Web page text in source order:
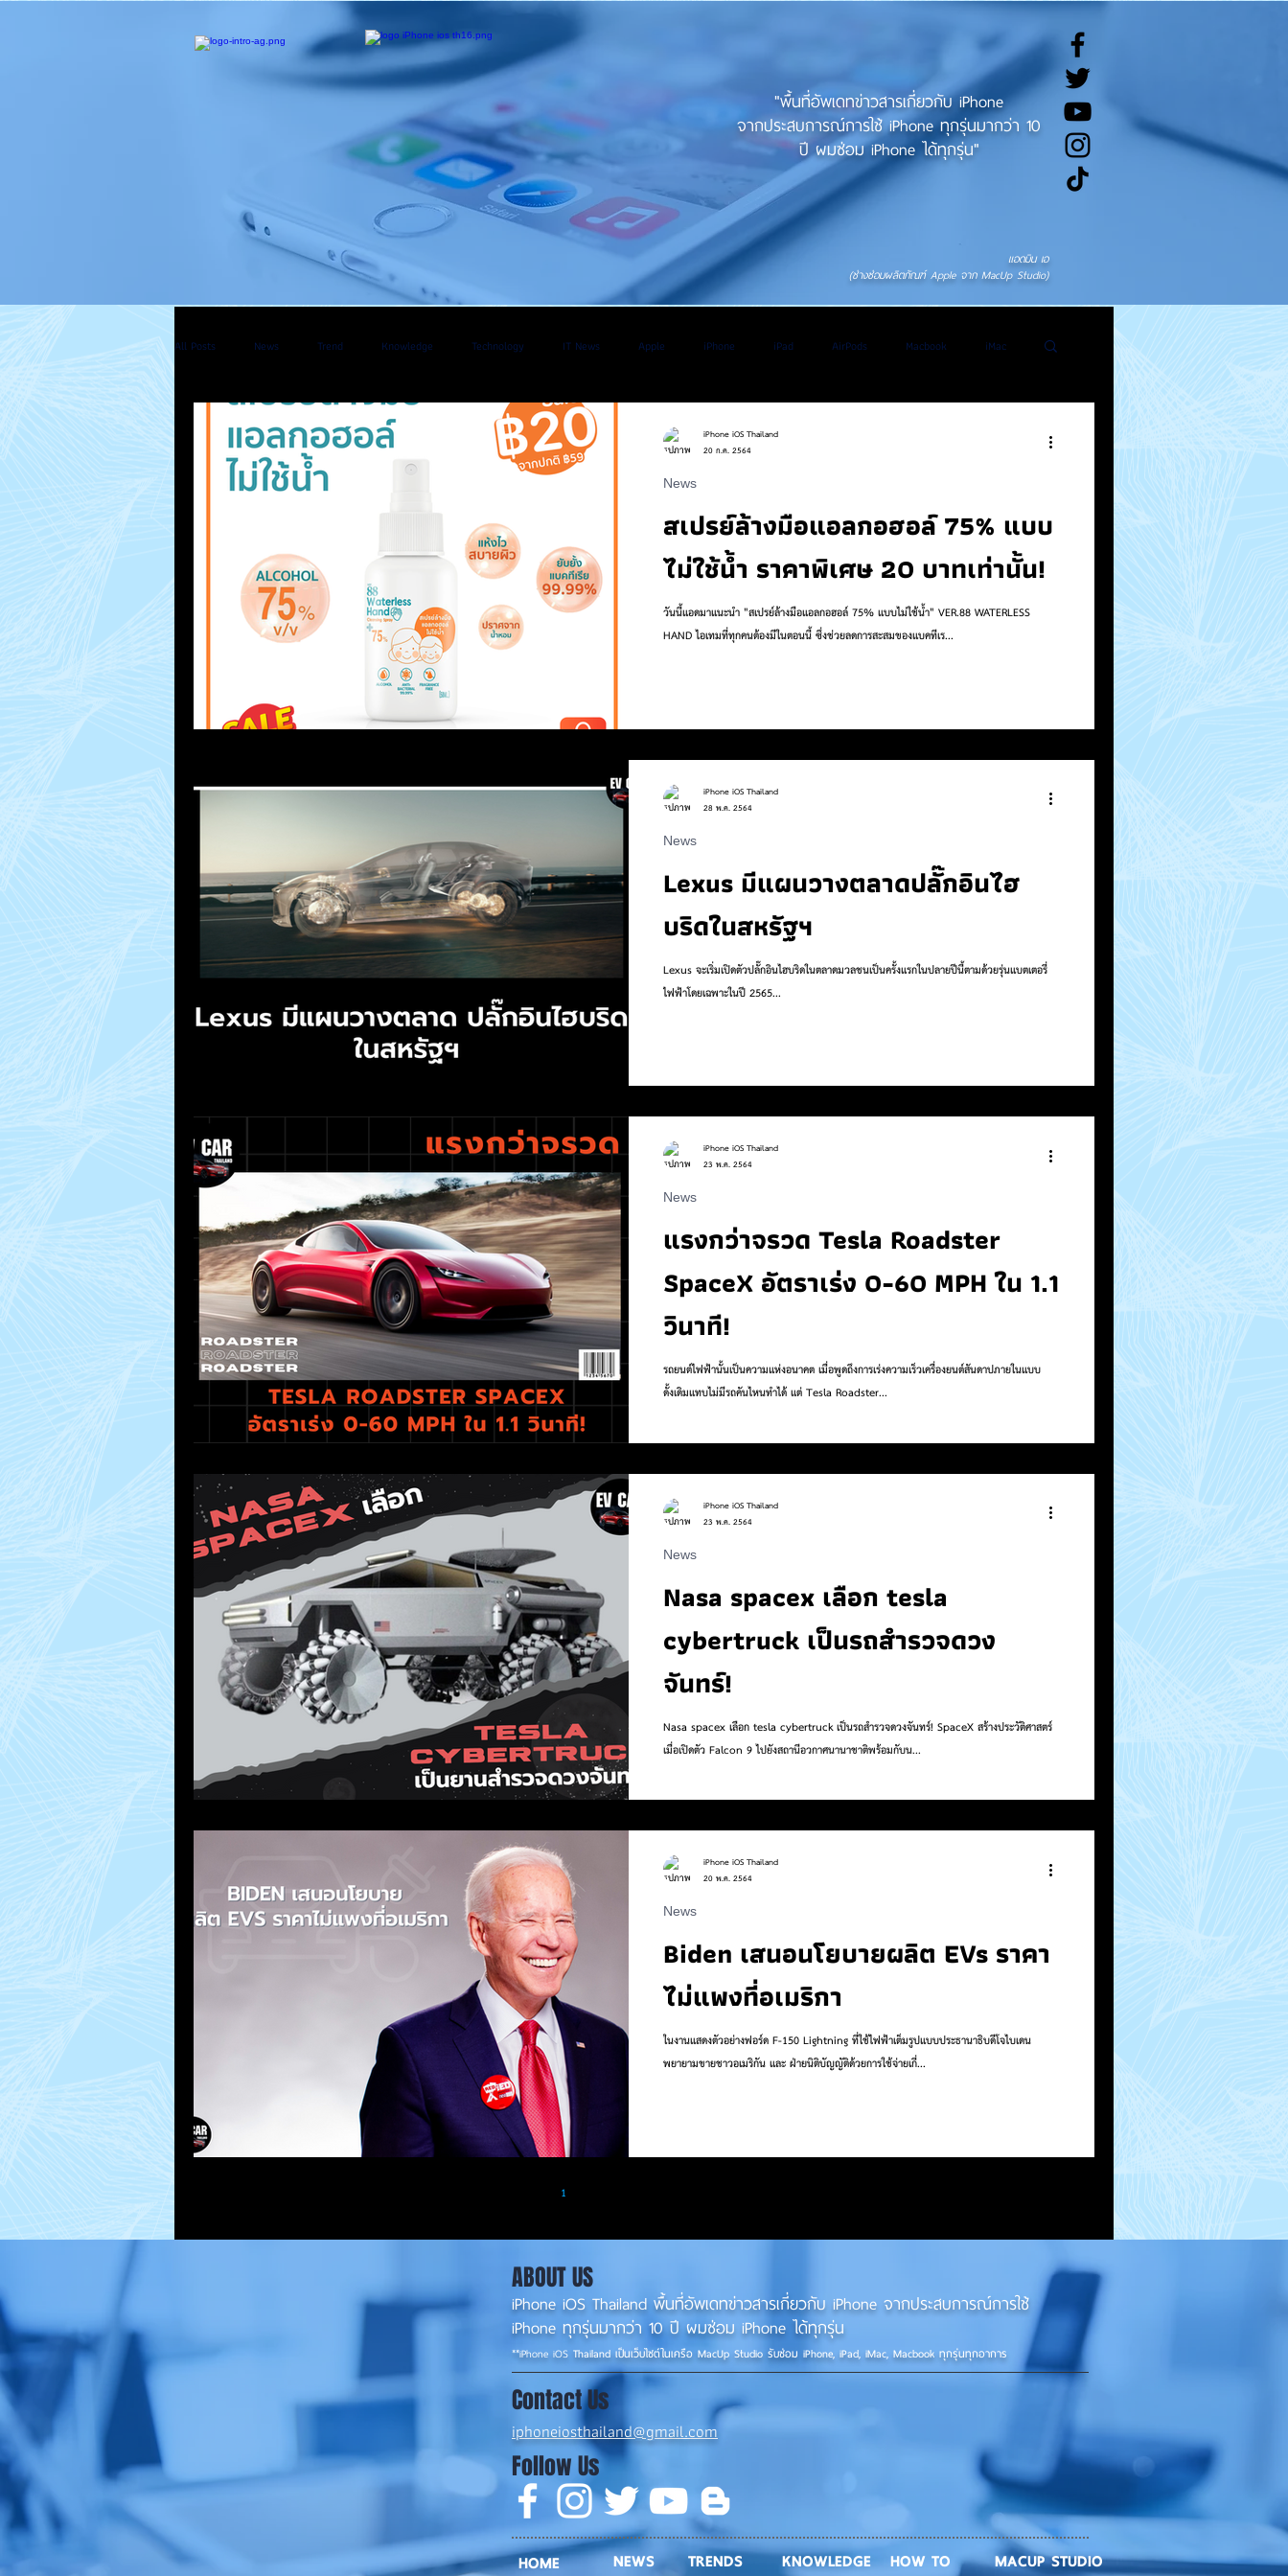
"พื้นที่อัพเดทข่าวสารเกี่ยวกับ iPhone
จากประสบการณ์การใช้ iPhone ทุกรุ่นมากว่า 10
ปี ผมซ่อม iPhone ได้ทุกรุ่น"
แอดมิน เอ
(ช่างซ่อมผลิตภัณฑ์ Apple จาก MacUp Studio)
All Posts News Trend Knowledge Technology IT News Apple iPhone iPad AirPods Macbook iMac
Apple Watch Apple TV Application iOS
สเปรย์ล้างมือแอลกอฮอล์ 75% แบบ
ไม่ใช้น้ำ ราคาพิเศษ 20 บาทเท่านั้น!
วันนี้แอดมาแนะนำ "สเปรย์ล้างมือแอลกอฮอล์ 75% แบบไม่ใช้น้ำ" VER.88 WATERLESS
HAND ไอเทมที่ทุกคนต้องมีในตอนนี้ ซึ่งช่วยลดการสะสมของแบคทีเร...
News
iPhone iOS Thailand
20 ก.ค. 2564
Lexus มีแผนวางตลาดปลั๊กอินไฮ
บริดในสหรัฐฯ
Lexus จะเริ่มเปิดตัวปลั๊กอินไฮบริดในตลาดมวลชนเป็นครั้งแรกในปลายปีนี้ตามด้วยรุ่นแบตเตอรี่
ไฟฟ้าโดยเฉพาะในปี 2565...
News
iPhone iOS Thailand
28 พ.ค. 2564
แรงกว่าจรวด Tesla Roadster
SpaceX อัตราเร่ง 0-60 MPH ใน 1.1
วินาที!
รถยนต์ไฟฟ้านั้นเป็นความแห่งอนาคต เมื่อพูดถึงการเร่งความเร็วเครื่องยนต์สันดาปภายในแบบ
ดั้งเดิมแทบไม่มีรถคันไหนทำได้ แต่ Tesla Roadster...
News
iPhone iOS Thailand
23 พ.ค. 2564
Nasa spacex เลือก tesla
cybertruck เป็นรถสำรวจดวง
จันทร์!
Nasa spacex เลือก tesla cybertruck เป็นรถสำรวจดวงจันทร์! SpaceX สร้างประวัติศาสตร์
เมื่อเปิดตัว Falcon 9 ไปยังสถานีอวกาศนานาชาติพร้อมกับน...
News
iPhone iOS Thailand
23 พ.ค. 2564
Biden เสนอนโยบายผลิต EVs ราคา
ไม่แพงที่อเมริกา
ในงานแสดงตัวอย่างฟอร์ด F-150 Lightning ที่ใช้ไฟฟ้าเต็มรูปแบบประธานาธิบดีโจไบเดน
พยายามขายชาวอเมริกัน และ ฝ่ายนิติบัญญัติด้วยการใช้จ่ายเกี่...
News
iPhone iOS Thailand
20 พ.ค. 2564
1
ABOUT US
iPhone iOS Thailand พื้นที่อัพเดทข่าวสารเกี่ยวกับ iPhone จากประสบการณ์การใช้
iPhone ทุกรุ่นมากว่า 10 ปี ผมซ่อม iPhone ได้ทุกรุ่น
**iPhone iOS Thailand เป็นเว็บไซต์ในเครือ MacUp Studio รับซ่อม iPhone, iPad, iMac, Macbook ทุกรุ่นทุกอาการ
Contact Us
iphoneiosthailand@gmail.com
Follow Us
HOME NEWS TRENDS KNOWLEDGE HOW TO MACUP STUDIO